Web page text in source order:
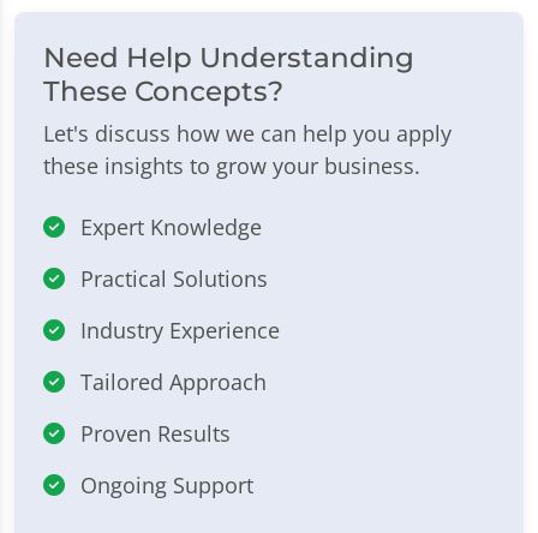
Need Help Understanding
These Concepts?
Let's discuss how we can help you apply
these insights to grow your business.
Expert Knowledge
Practical Solutions
Industry Experience
Tailored Approach
Proven Results
Ongoing Support